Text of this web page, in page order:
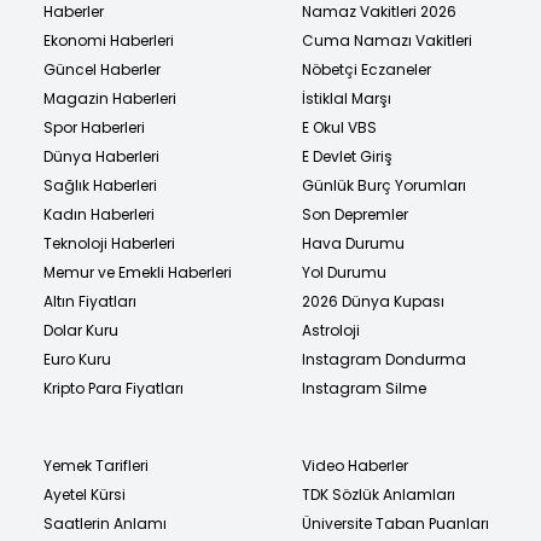
Haberler
Ekonomi Haberleri
Güncel Haberler
Magazin Haberleri
Spor Haberleri
Dünya Haberleri
Sağlık Haberleri
Kadın Haberleri
Teknoloji Haberleri
Memur ve Emekli Haberleri
Altın Fiyatları
Dolar Kuru
Euro Kuru
Kripto Para Fiyatları
Namaz Vakitleri 2026
Cuma Namazı Vakitleri
Nöbetçi Eczaneler
İstiklal Marşı
E Okul VBS
E Devlet Giriş
Günlük Burç Yorumları
Son Depremler
Hava Durumu
Yol Durumu
2026 Dünya Kupası
Astroloji
Instagram Dondurma
Instagram Silme
Yemek Tarifleri
Ayetel Kürsi
Saatlerin Anlamı
Video Haberler
TDK Sözlük Anlamları
Üniversite Taban Puanları